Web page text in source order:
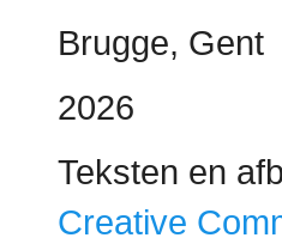
Brugge, Gent
2026
Teksten en
Creative